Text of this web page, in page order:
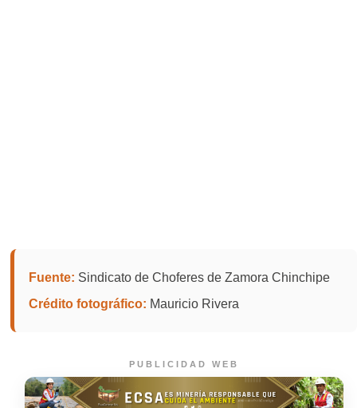
Fuente: Sindicato de Choferes de Zamora Chinchipe
Crédito fotográfico: Mauricio Rivera
PUBLICIDAD WEB